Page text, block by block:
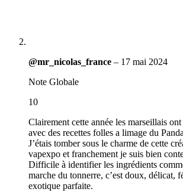
@mr_nicolas_france – 17 mai 2024
Note Globale
10
Clairement cette année les marseillais
avec des recettes folles a limage du
J’étais tomber sous le charme de cette
vapexpo et franchement je suis bien
Difficile à identifier les ingrédients
marche du tonnerre, c’est doux, délicat,
exotique parfaite.